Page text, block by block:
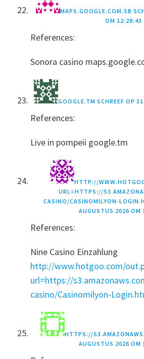
MAPS.GOOGLE.COM.SB
OM 12:28:43
References:
Sonora casino
GOOGLE.TM SCHREEF OP
References:
Live in pompeii google.tm
HTTP://
URL=HTTPS://
CASINO/CASINOMILYON-
AUGUSTUS 2026 OM
References:
Nine Casino Einzahlung
http://www.hotgoo.com/
url=https://
casino/Casinomilyon-
HTTPS://
AUGUSTUS 2026 OM